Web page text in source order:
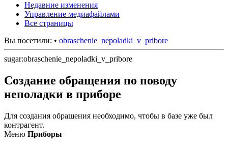
Недавние изменения
Управление медиафайлами
Все страницы
Вы посетили: • obraschenie_nepoladki_v_pribore
sugar:obraschenie_nepoladki_v_pribore
Создание обращения по поводу
неполадки в приборе
Для создания обращения необходимо, чтобы в базе уже был
контрагент.
Меню Приборы